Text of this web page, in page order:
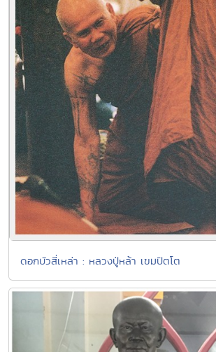
ดอกบัวสี่เหล่า : หลวงปู่หล้า เขมปัตโต